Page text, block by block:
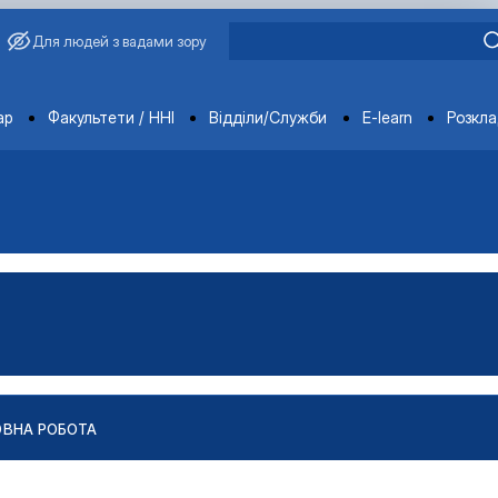
Для людей з вадами зору
Факультети / ННІ Відділи/Служби E-learn
та консультуван…
робота та консультуван…
РОБОТА